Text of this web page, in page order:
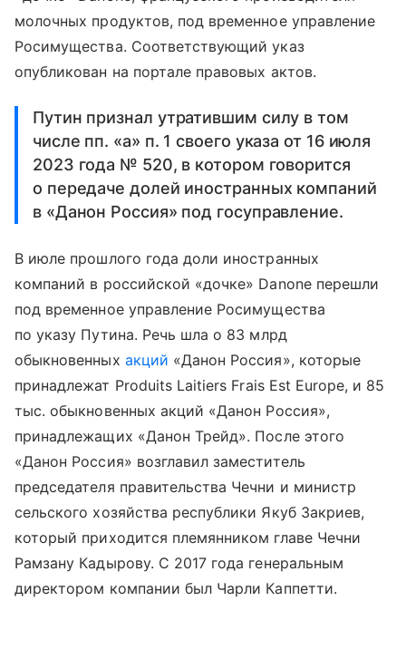
молочных продуктов, под временное управление
Росимущества. Соответствующий указ
опубликован на портале правовых актов.
Путин признал утратившим силу в том
числе пп. «а» п. 1 своего указа от 16 июля
2023 года № 520, в котором говорится
о передаче долей иностранных компаний
в «Данон Россия» под госуправление.
В июле прошлого года доли иностранных
компаний в российской «дочке» Danone перешли
под временное управление Росимущества
по указу Путина. Речь шла о 83 млрд
обыкновенных акций «Данон Россия», которые
принадлежат Produits Laitiers Frais Est Europe, и 85
тыс. обыкновенных акций «Данон Россия»,
принадлежащих «Данон Трейд». После этого
«Данон Россия» возглавил заместитель
председателя правительства Чечни и министр
сельского хозяйства республики Якуб Закриев,
который приходится племянником главе Чечни
Рамзану Кадырову. С 2017 года генеральным
директором компании был Чарли Каппетти.